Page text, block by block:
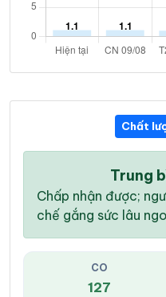
Chất
Trung
Chấp nhận được;
chế gắng sức lâu
CO
127